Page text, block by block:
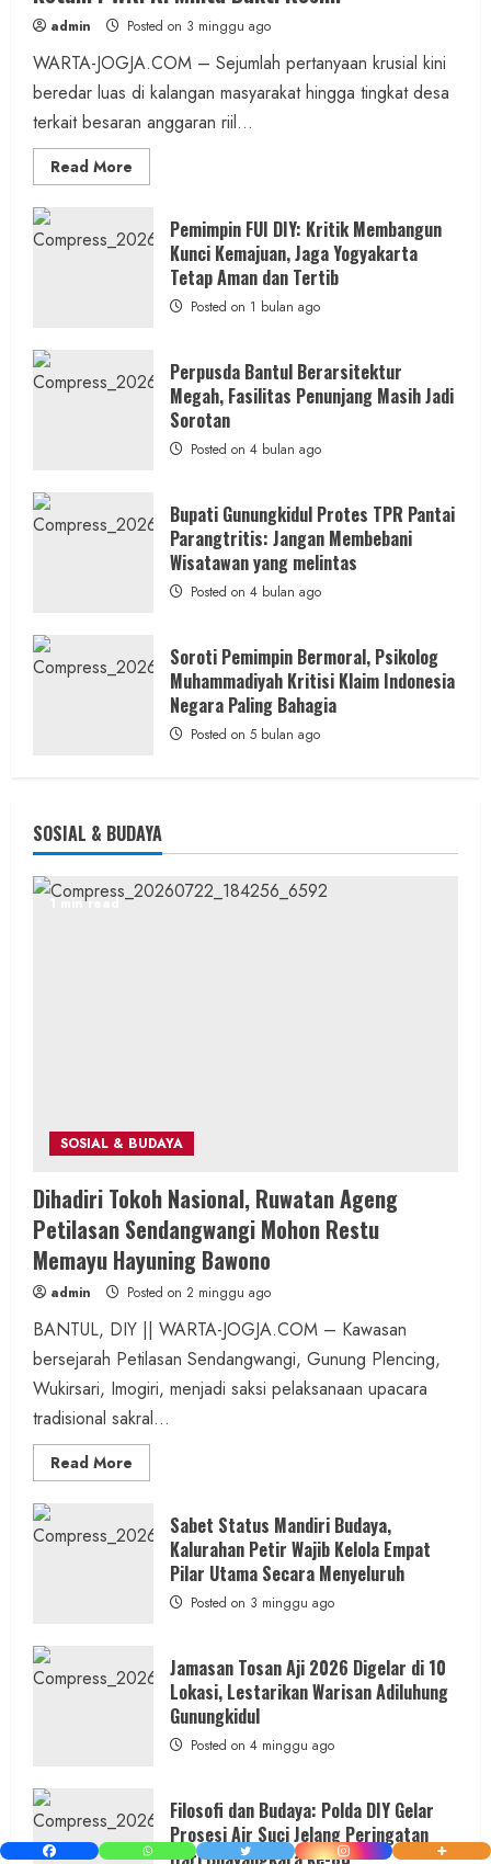
admin Posted on 3 minggu ago
WARTA-JOGJA.COM – Sejumlah pertanyaan krusial kini
beredar luas di kalangan masyarakat hingga tingkat desa
terkait besaran anggaran riil...
Read More
more
Gedung
KDMP
Rp1,6
Miliar,
Diduga
Hanya
Separuhnya
Kontraktor:
Ketum
PWRI
Minta
Pemimpin FUI DIY: Kritik Membangun
Kunci Kemajuan, Jaga Yogyakarta
Tetap Aman dan Tertib
Posted on 1 bulan ago
Perpusda Bantul Berarsitektur
Megah, Fasilitas Penunjang Masih Jadi
Sorotan
Posted on 4 bulan ago
Bupati Gunungkidul Protes TPR Pantai
Parangtritis: Jangan Membebani
Wisatawan yang melintas
Posted on 4 bulan ago
Soroti Pemimpin Bermoral, Psikolog
Muhammadiyah Kritisi Klaim Indonesia
Negara Paling Bahagia
Posted on 5 bulan ago
SOSIAL & BUDAYA
1 min read
SOSIAL & BUDAYA
Dihadiri Tokoh Nasional, Ruwatan Ageng
Petilasan Sendangwangi Mohon Restu
Memayu Hayuning Bawono
admin Posted on 2 minggu ago
BANTUL, DIY || WARTA-JOGJA.COM – Kawasan
bersejarah Petilasan Sendangwangi, Gunung Plencing,
Wukirsari, Imogiri, menjadi saksi pelaksanaan upacara
tradisional sakral...
Read More
more
Tokoh
Nasional,
Ruwatan
Ageng
Petilasan
Sendangwangi
Mohon
Hayuning
Bawono
Sabet Status Mandiri Budaya,
Kalurahan Petir Wajib Kelola Empat
Pilar Utama Secara Menyeluruh
Posted on 3 minggu ago
Jamasan Tosan Aji 2026 Digelar di 10
Lokasi, Lestarikan Warisan Adiluhung
Gunungkidul
Posted on 4 minggu ago
Filosofi dan Budaya: Polda DIY Gelar
Prosesi Air Suci Jelang Peringatan
Hari Bhayangkara ke-80